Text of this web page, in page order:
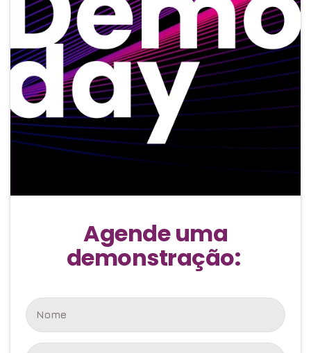
Agende uma
demonstração: